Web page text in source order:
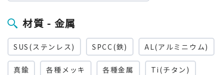
材質 - 金属
SUS(ステンレス) SPCC(鉄) AL(アルミニウム)
真鍮 各種メッキ 各種金属 Ti(チタン)